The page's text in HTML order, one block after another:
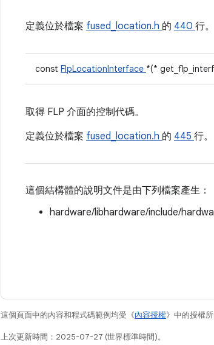
定義位於檔案 fused_location.h 的 440 行。
const FlpLocationInterface *(*
取得 FLP 介面的控制代碼。
定義位於檔案 fused_location.h 的 445 行。
這個結構體的說明文件是由下列檔案產生：
hardware/libhardware/include/
這個頁面中的內容和程式碼範例均受《內容授權》中的授權
上次更新時間：2025-07-27 (世界標準時間)。